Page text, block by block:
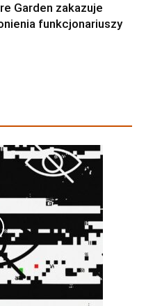
Garden zakazuje
funkcjonariuszy